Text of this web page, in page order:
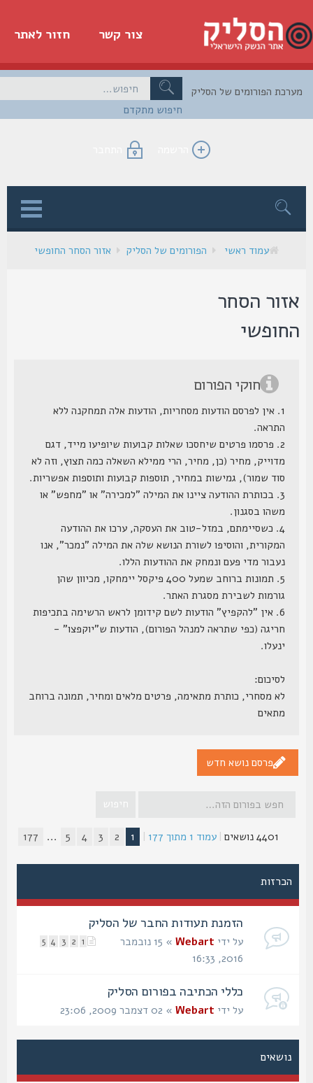
חזור לאתר צור קשר
חיפוש מתקדם
הפורומים של הסליק
הרשמה התחבר
עמוד ראשי הפורומים של הסליק אזור הסחר החופשי
הסחר
חוקי הפורום
1. אין לפרסם הודעות מסחריות, הודעות אלה תמחקנה ללא
התראה.
2. פרסמו פרטים שיחסכו שאלות קבועות שיופיעו מייד, דגם
מדוייק, מחיר (כן, מחיר, הרי ממילא השאלה כמה תצוץ, וזה לא
סוד שמור), גמישות במחיר, תוספות קבועות ותוספות אפשריות.
3. בכותרת ההודעה ציינו את המילה "למכירה" או "מחפש" או
משהו בסגנון.
4. כשסיימתם, במזל-טוב את העסקה, ערכו את ההודעה
המקורית, והוסיפו לשורת הנושא שלה את המילה "נמכר", אנו
נעבור מדי פעם ונמחק את ההודעות הללו.
5. תמונות ברוחב שמעל 400 פיקסל יימחקו, מכיוון שהן
גורמות לשבירת מסגרת האתר.
6. אין "להקפיץ" הודעות לשם קידומן לראש הרשימה בתכיפות
חריגה (כפי שתראה למנהל הפורום), הודעות ש"יוקפצו" -
ינעלו.
לסיכום:
לא מסחרי, כותרת מתאימה, פרטים מלאים ומחיר, תמונה ברוחב
מתאים
פרסם נושא חדש
|עמוד1מתוך177
|
1
5
...
177
הכרזות
הזמנת תעודות החבר של הסליק
2
3
4
5 על ידיWebart
» 15 נובמבר
כללי הכתיבה בפורום הסליק
על ידיWebart» 02 דצמבר 2009, 23:06
נושאים